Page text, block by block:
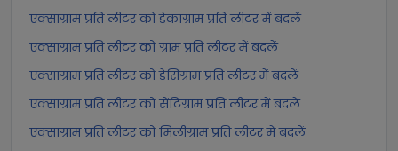
एक्साग्राम प्रति लीटर को डेकाग्राम प्रति लीटर में बदलें
एक्साग्राम प्रति लीटर को ग्राम प्रति लीटर में बदलें
एक्साग्राम प्रति लीटर को डेसिग्राम प्रति लीटर में बदलें
एक्साग्राम प्रति लीटर को सेंटिग्राम प्रति लीटर में बदलें
एक्साग्राम प्रति लीटर को मिलीग्राम प्रति लीटर में बदलें